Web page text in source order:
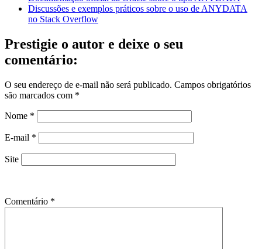
Discussões e exemplos práticos sobre o uso de ANYDATA
no Stack Overflow
Prestigie o autor e deixe o seu
comentário:
O seu endereço de e-mail não será publicado. Campos obrigatórios
são marcados com *
Nome *
E-mail *
Site
Comentário *